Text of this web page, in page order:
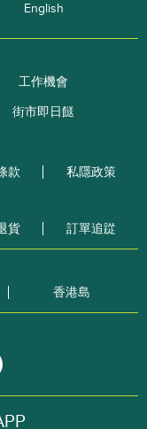
English
工作機會
街市即日餸
款 私隱政策
貨 訂單追踨
香港島